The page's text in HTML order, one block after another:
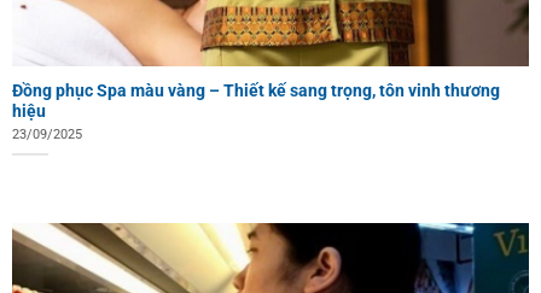
Đồng phục Spa màu vàng – Thiết kế sang trọng, tôn vinh thương
hiệu
23/09/2025